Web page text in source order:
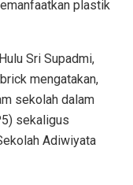
plastik
Sri Supadmi,
mengatakan,
sekolah dalam
sekaligus
Adiwiyata